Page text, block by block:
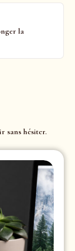
la
sans hésiter.